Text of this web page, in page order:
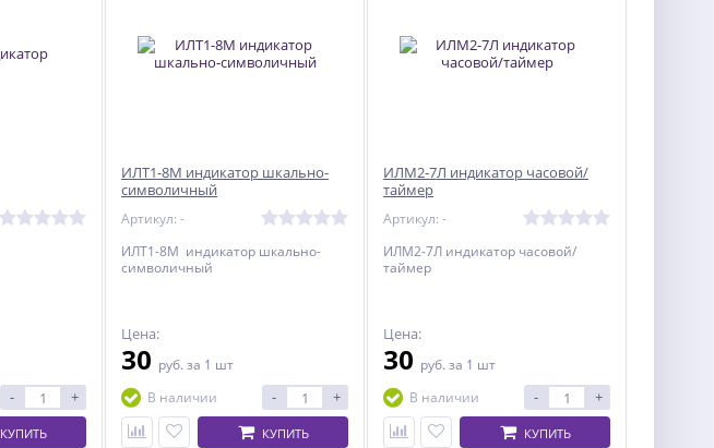
- +
КУПИТЬ
ИЛТ1-8М индикатор шкально-
символичный
Артикул: -
ИЛТ1-8М индикатор шкально-
символичный
Цена:
30 руб. за 1 шт
В наличии
- +
КУПИТЬ
ИЛМ2-7Л индикатор часовой/
таймер
Артикул: -
ИЛМ2-7Л индикатор часовой/
таймер
Цена:
30 руб. за 1 шт
В наличии
- +
КУПИТЬ